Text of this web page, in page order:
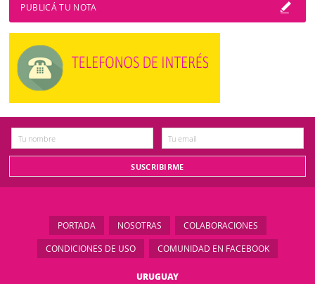
PUBLICÁ TU NOTA
PORTADA NOSOTRAS COLABORACIONES
CONDICIONES DE USO COMUNIDAD EN FACEBOOK
URUGUAY